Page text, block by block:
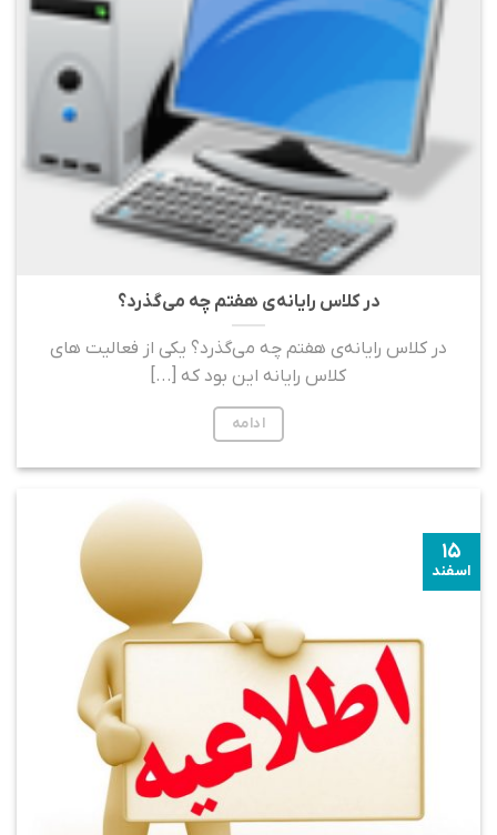
در کلاس رایانه‌ی هفتم چه می‌گذرد؟
در کلاس رایانه‌ی هفتم چه می‌گذرد؟ یکی از فعالیت های
کلاس رایانه این بود که [...]
ادامه
۱۵
اسفند